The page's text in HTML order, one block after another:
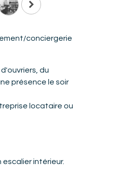
conciergerie
du
présence le soir
locataire ou
intérieur.